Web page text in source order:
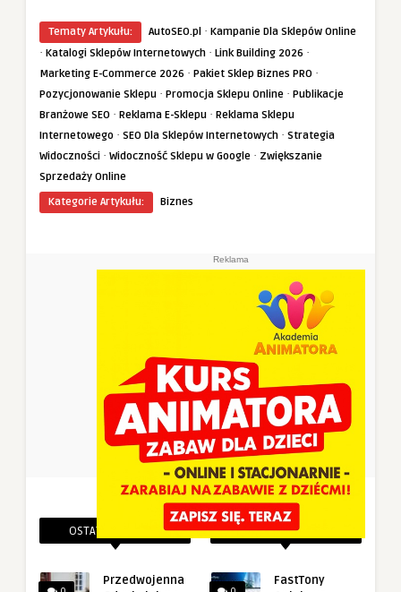
Tematy Artykułu: AutoSEO.pl · Kampanie Dla Sklepów Online
· Katalogi Sklepów Internetowych · Link Building 2026 ·
Marketing E-Commerce 2026 · Pakiet Sklep Biznes PRO ·
Pozycjonowanie Sklepu · Promocja Sklepu Online · Publikacje
Branżowe SEO · Reklama E-Sklepu · Reklama Sklepu
Internetowego · SEO Dla Sklepów Internetowych · Strategia
Widoczności · Widoczność Sklepu w Google · Zwiększanie
Sprzedaży Online
Kategorie Artykułu:
Biznes
Reklama
OSTATNIE PINEZKI
Przedwojenna
POWIĄZANE PINEZKI
FastTony